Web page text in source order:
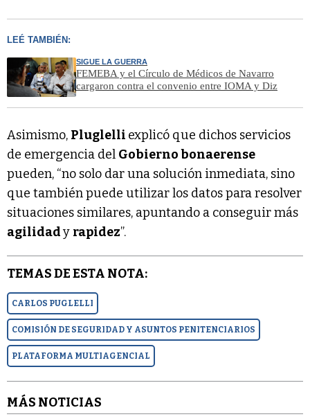
LEÉ TAMBIÉN:
SIGUE LA GUERRA
FEMEBA y el Círculo de Médicos de Navarro
cargaron contra el convenio entre IOMA y Diz
Asimismo, Pluglelli explicó que dichos servicios
de emergencia del Gobierno bonaerense
pueden, “no solo dar una solución inmediata, sino
que también puede utilizar los datos para resolver
situaciones similares, apuntando a conseguir más
agilidady rapidez”.
TEMAS DE ESTA NOTA:
CARLOS PUGLELLI
COMISIÓN DE SEGURIDAD Y ASUNTOS PENITENCIARIOS
PLATAFORMA MULTIAGENCIAL
MÁS NOTICIAS